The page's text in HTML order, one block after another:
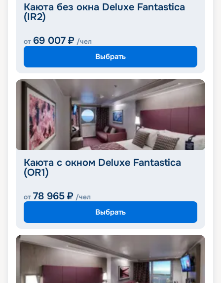
Каюта без окна Deluxe Fantastica
(IR2)
от 69 007 ₽ /чел
Выбрать
Каюта с окном Deluxe Fantastica
(OR1)
от 78 965 ₽ /чел
Выбрать